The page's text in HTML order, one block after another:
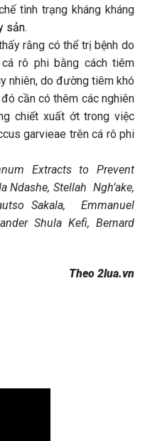
tình trạng kháng kháng
sản.
rằng có thể trị bệnh do
rô phi bằng cách tiêm
nhiên, do đường tiêm khó
cần có thêm các nghiên
chiết xuất ớt trong việc
garvieae trên cá rô phi
Extracts to Prevent
Ndashe, Stellah Ngh’ake,
Sakala, Emmanuel
Shula Kefi, Bernard
Theo 2lua.vn